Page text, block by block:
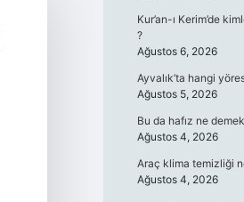
Kur’an-ı Kerim’de
?
Ağustos 6, 2026
Ayvalık’ta hangi
Ağustos 5, 2026
Bu da hafız ne
Ağustos 4, 2026
Araç klima temizliği
Ağustos 4, 2026